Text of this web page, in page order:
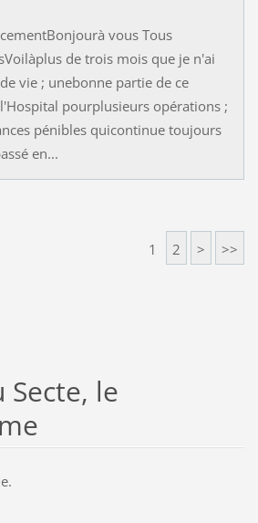
vous Tous
de trois mois que je n'ai
vie ; unebonne partie de ce
pourplusieurs opérations ;
pénibles quicontinue toujours
en...
1 2 > >>
Secte, le